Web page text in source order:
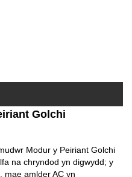
Golchi
Modur y Peiriant Golchi
na chryndod yn digwydd; y
mae amlder AC yn